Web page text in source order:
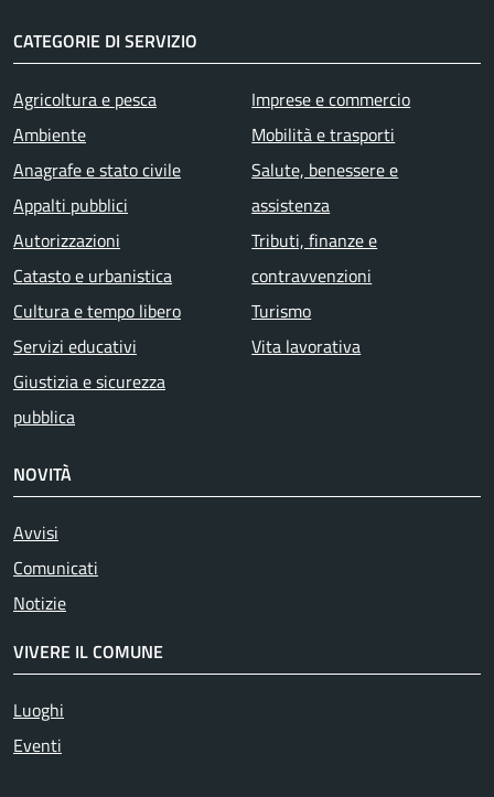
CATEGORIE DI SERVIZIO
Agricoltura e pesca
Ambiente
Anagrafe e stato civile
Appalti pubblici
Autorizzazioni
Catasto e urbanistica
Cultura e tempo libero
Servizi educativi
Giustizia e sicurezza
pubblica
Imprese e commercio
Mobilità e trasporti
Salute, benessere e
assistenza
Tributi, finanze e
contravvenzioni
Turismo
Vita lavorativa
NOVITÀ
Avvisi
Comunicati
Notizie
VIVERE IL COMUNE
Luoghi
Eventi